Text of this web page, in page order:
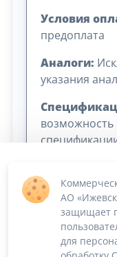
Условия
предоплата
Аналоги:
указания
возможность
АО
защищает
для